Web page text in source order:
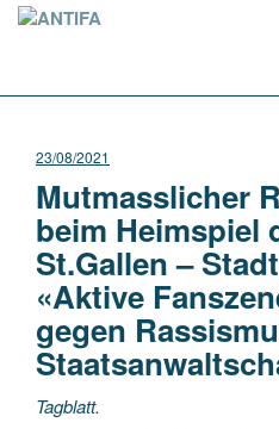
23/08/2021
Mutmasslicher
beim Heimspiel
St.Gallen –
«Aktive
gegen
Tagblatt.